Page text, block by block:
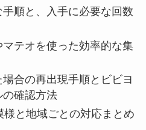
順と、入手に必要な回数
テオを使った効率的な集
合の再出現手順とビビヨ
の確認方法
様と地域ごとの対応まとめ